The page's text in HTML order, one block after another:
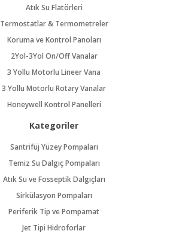
Atık Su Flatörleri
Termostatlar & Termometreler
Koruma ve Kontrol Panoları
2Yol-3Yol On/Off Vanalar
3 Yollu Motorlu Lineer Vana
3 Yollu Motorlu Rotary Vanalar
Honeywell Kontrol Panelleri
Kategoriler
Santrifüj Yüzey Pompaları
Temiz Su Dalgıç Pompaları
Atık Su ve Fosseptik Dalgıçları
Sirkülasyon Pompaları
Periferik Tip ve Pompamat
Jet Tipi Hidroforlar